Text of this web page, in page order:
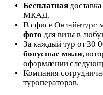
Бесплатная
МКАД.
В офисе Онлайнтурс
фото для визы в
За каждый тур от 30
бонусные мили,
оформлении
Компания
туроператоров.